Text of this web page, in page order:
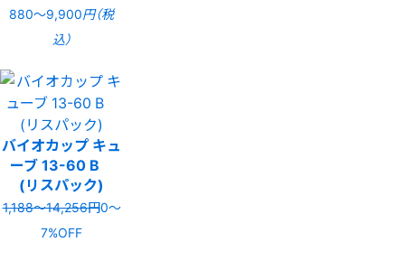
880〜9,900円（税
込）
バイオカップ キュ
ーブ 13-60 B
(リスパック)
1,188〜14,256円0〜
7%OFF